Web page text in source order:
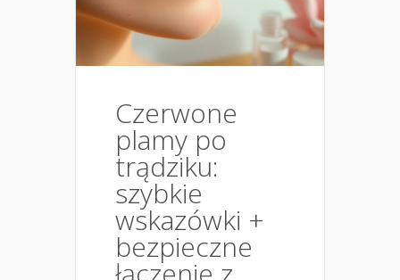
Czerwone
plamy po
trądziku:
szybkie
wskazówki +
bezpieczne